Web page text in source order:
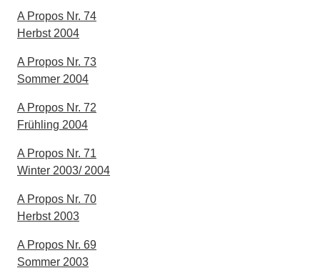
A Propos Nr. 74
Herbst 2004
A Propos Nr. 73
Sommer 2004
A Propos Nr. 72
Frühling 2004
A Propos Nr. 71
Winter 2003/ 2004
A Propos Nr. 70
Herbst 2003
A Propos Nr. 69
Sommer 2003